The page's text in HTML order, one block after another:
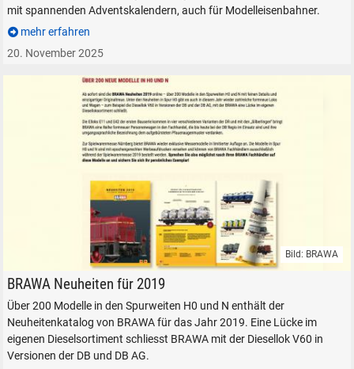
mit spannenden Adventskalendern, auch für Modelleisenbahner.
mehr erfahren
20. November 2025
BRAWA Neuheiten 2019
Bild: BRAWA
BRAWA Neuheiten für 2019
Über 200 Modelle in den Spurweiten H0 und N enthält der
Neuheitenkatalog von BRAWA für das Jahr 2019. Eine Lücke im
eigenen Dieselsortiment schliesst BRAWA mit der Diesellok V60 in
Versionen der DB und DB AG.